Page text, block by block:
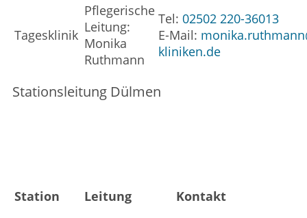
Tagesklinik
Pflegerische
Leitung:
Monika
Ruthmann
Tel: 02502 220-36013
E-Mail:
kliniken.de
Stationsleitung Dülmen
Station Leitung Kontakt